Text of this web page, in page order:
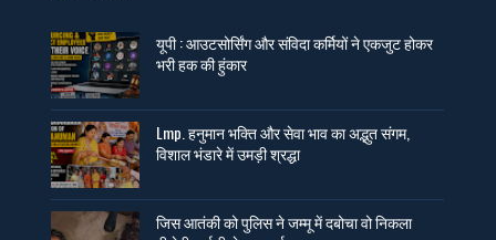
यूपी : आउटसोर्सिंग और संविदा कर्मियों ने एकजुट होकर
भरी हक की हुंकार
Lmp. हनुमान भक्ति और सेवा भाव का अद्भुत संगम,
विशाल भंडारे में उमड़ी श्रद्धा
जिस आतंकी को पुलिस ने जम्मू में दबोचा वो निकला